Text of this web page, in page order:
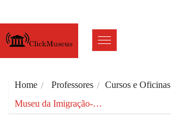
Home Professores
Cursos e Oficinas
Museu da Imigração-…